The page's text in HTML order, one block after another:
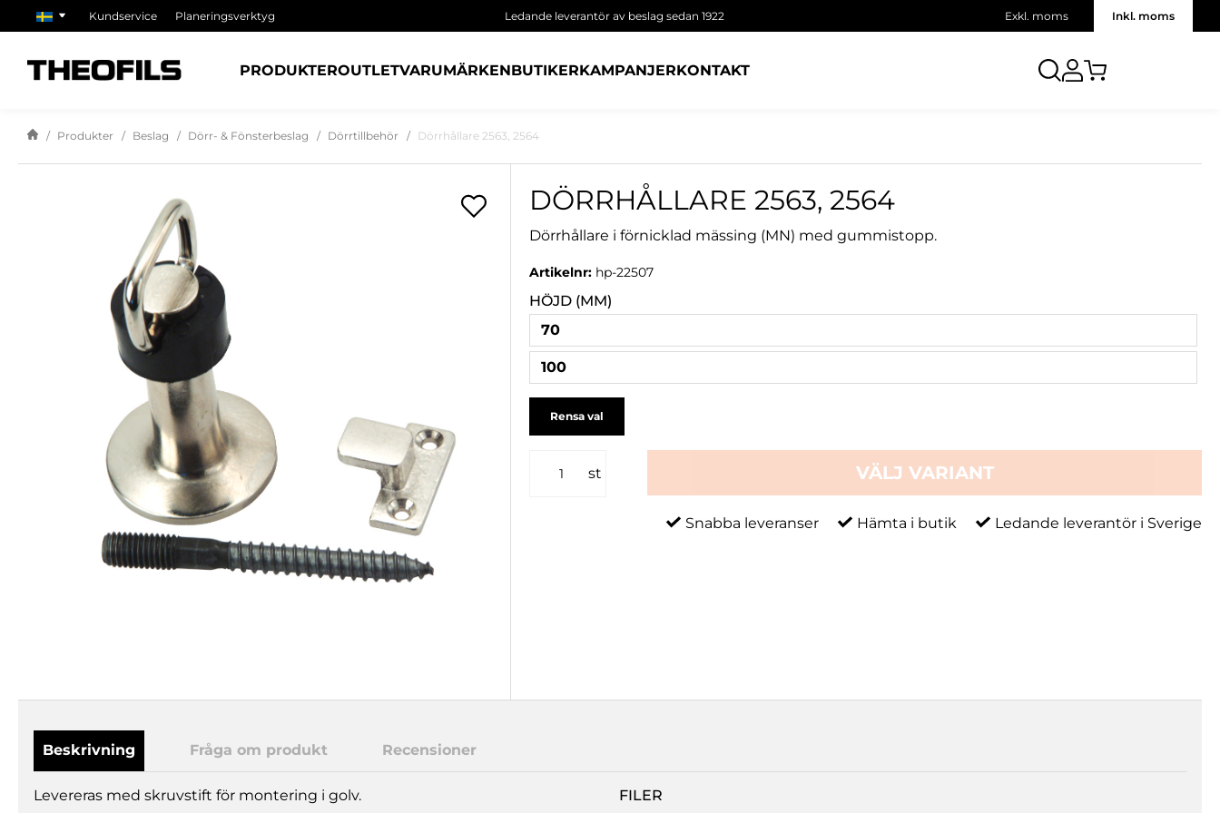
Kundservice Planeringsverktyg Ledande leverantör av beslag sedan 1922 Exkl. moms Inkl. moms
PRODUKTEROUTLETVARUMÄRKENBUTIKERKAMPANJERKONTAKT
Produkter Beslag Dörr- & Fönsterbeslag Dörrtillbehör Dörrhållare 2563, 2564
DÖRRHÅLLARE 2563, 2564
Dörrhållare i förnicklad mässing (MN) med gummistopp.
Artikelnr: hp-22507
HÖJD (MM)
70
100
Rensa val
st VÄLJ VARIANT
Snabba leveranser Hämta i butik Ledande leverantör i Sverige
Beskrivning Fråga om produkt Recensioner
Levereras med skruvstift för montering i golv.
FILER